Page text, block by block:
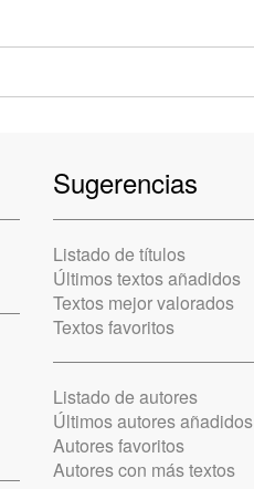
Sugerencias
Listado de títulos
Últimos textos añadidos
Textos mejor valorados
Textos favoritos
Listado de autores
Últimos autores añadidos
Autores favoritos
Autores con más textos